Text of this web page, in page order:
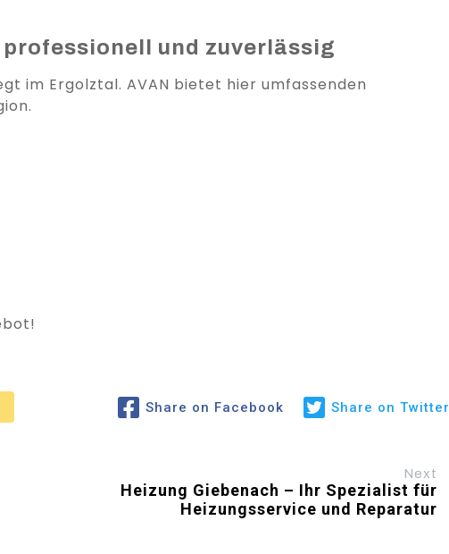
und zuverlässig
im Ergolztal. AVAN bietet hier umfassenden
Share on Facebook Share on Twitter
Next
Heizung Giebenach – Ihr Spezialist für
Heizungsservice und Reparatur